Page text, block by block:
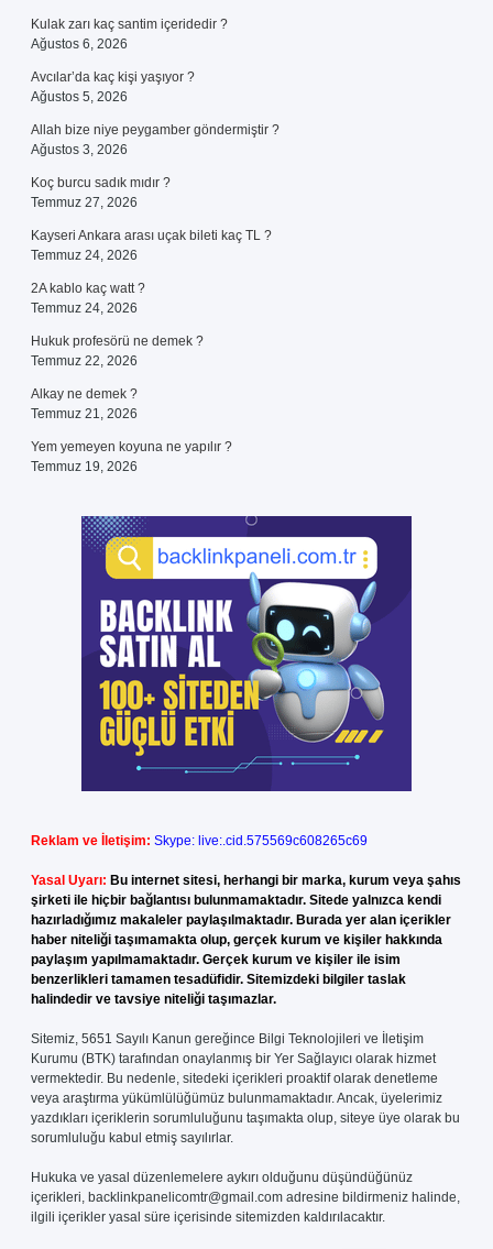
Kulak zarı kaç santim içeridedir ?
Ağustos 6, 2026
Avcılar’da kaç kişi yaşıyor ?
Ağustos 5, 2026
Allah bize niye peygamber göndermiştir ?
Ağustos 3, 2026
Koç burcu sadık mıdır ?
Temmuz 27, 2026
Kayseri Ankara arası uçak bileti kaç TL ?
Temmuz 24, 2026
2A kablo kaç watt ?
Temmuz 24, 2026
Hukuk profesörü ne demek ?
Temmuz 22, 2026
Alkay ne demek ?
Temmuz 21, 2026
Yem yemeyen koyuna ne yapılır ?
Temmuz 19, 2026
Reklam ve İletişim: Skype: live:.cid.575569c608265c69
Yasal Uyarı: Bu internet sitesi, herhangi bir marka, kurum veya şahıs
şirketi ile hiçbir bağlantısı bulunmamaktadır. Sitede yalnızca kendi
hazırladığımız makaleler paylaşılmaktadır. Burada yer alan içerikler
haber niteliği taşımamakta olup, gerçek kurum ve kişiler hakkında
paylaşım yapılmamaktadır. Gerçek kurum ve kişiler ile isim
benzerlikleri tamamen tesadüfidir. Sitemizdeki bilgiler taslak
halindedir ve tavsiye niteliği taşımazlar.
Sitemiz, 5651 Sayılı Kanun gereğince Bilgi Teknolojileri ve İletişim
Kurumu (BTK) tarafından onaylanmış bir Yer Sağlayıcı olarak hizmet
vermektedir. Bu nedenle, sitedeki içerikleri proaktif olarak denetleme
veya araştırma yükümlülüğümüz bulunmamaktadır. Ancak, üyelerimiz
yazdıkları içeriklerin sorumluluğunu taşımakta olup, siteye üye olarak bu
sorumluluğu kabul etmiş sayılırlar.
Hukuka ve yasal düzenlemelere aykırı olduğunu düşündüğünüz
içerikleri, backlinkpanelicomtr@gmail.com adresine bildirmeniz halinde,
ilgili içerikler yasal süre içerisinde sitemizden kaldırılacaktır.